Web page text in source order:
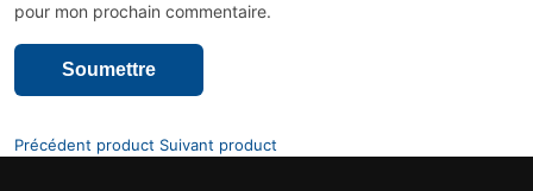
pour mon prochain commentaire.
Précédent product Suivant product